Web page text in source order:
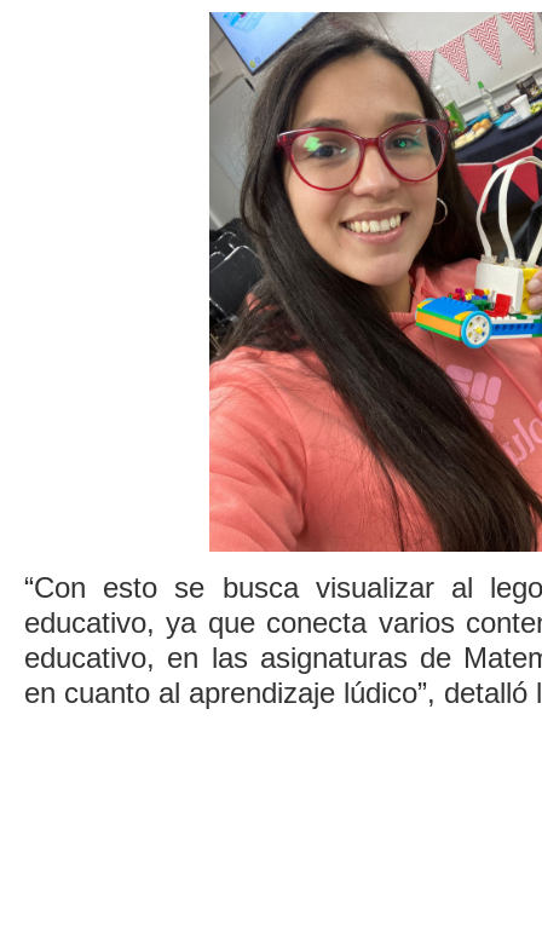
“Con esto se busca visualizar al
educativo, ya que conecta varios
educativo, en las asignaturas de
en cuanto al aprendizaje lúdico”, detalló